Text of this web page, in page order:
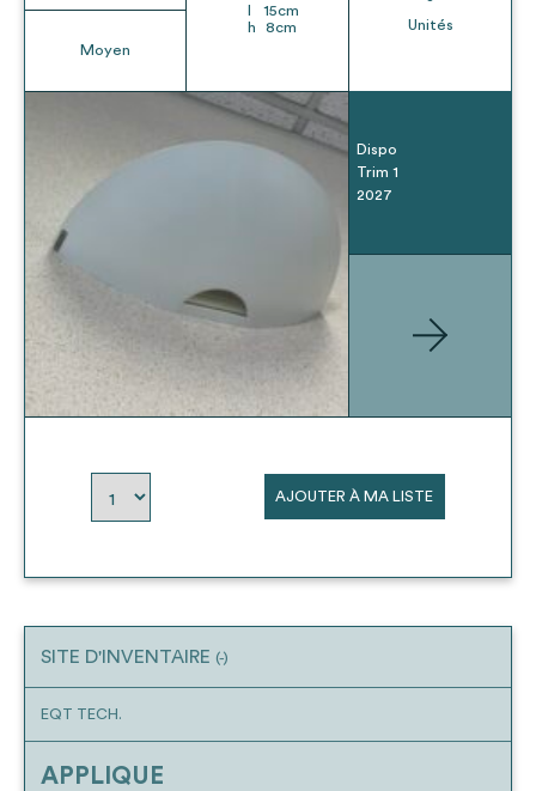
Moyen
15cm
h
8cm
Unités
Dispo
Trim 1
2027
AJOUTER À MA LISTE
SITE D'INVENTAIRE (-)
EQT TECH.
APPLIQUE